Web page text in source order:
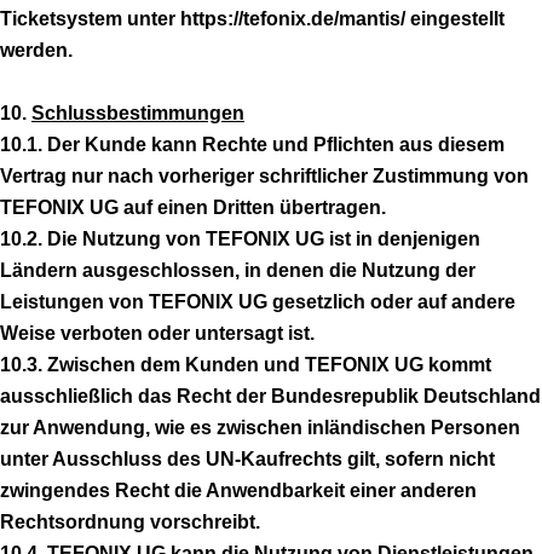
Ticketsystem unter https://tefonix.de/mantis/ eingestellt
werden.
10. Schlussbestimmungen
10.1. Der Kunde kann Rechte und Pflichten aus diesem
Vertrag nur nach vorheriger schriftlicher Zustimmung von
TEFONIX UG auf einen Dritten übertragen.
10.2. Die Nutzung von TEFONIX UG ist in denjenigen
Ländern ausgeschlossen, in denen die Nutzung der
Leistungen von TEFONIX UG gesetzlich oder auf andere
Weise verboten oder untersagt ist.
10.3. Zwischen dem Kunden und TEFONIX UG kommt
ausschließlich das Recht der Bundesrepublik Deutschland
zur Anwendung, wie es zwischen inländischen Personen
unter Ausschluss des UN-Kaufrechts gilt, sofern nicht
zwingendes Recht die Anwendbarkeit einer anderen
Rechtsordnung vorschreibt.